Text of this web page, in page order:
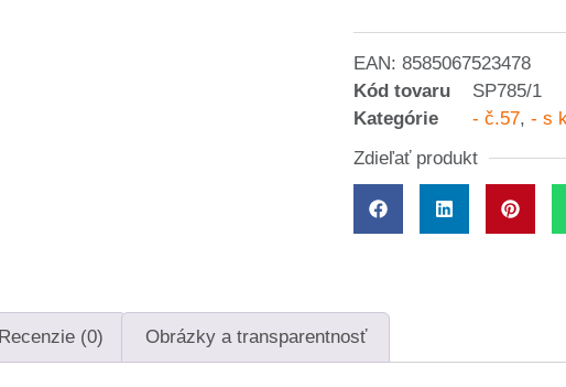
EAN: 8585067523478
Kód tovaru
SP785/1
Kategórie
- č.57, - s
Zdieľať produkt
Recenzie (0) Obrázky a transparentnosť